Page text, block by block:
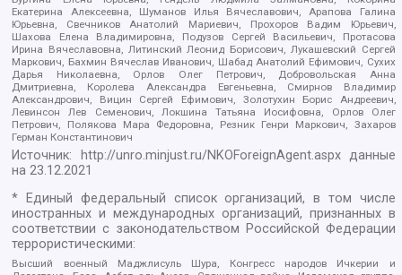
Екатерина Алексеевна, Шуманов Илья Вячеславович, Арапова Галина
Юрьевна, Свечников Анатолий Мариевич, Прохоров Вадим Юрьевич,
Шахова Елена Владимировна, Подузов Сергей Васильевич, Протасова
Ирина Вячеславовна, Литинский Леонид Борисович, Лукашевский Сергей
Маркович, Бахмин Вячеслав Иванович, Шабад Анатолий Ефимович, Сухих
Дарья Николаевна, Орлов Олег Петрович, Добровольская Анна
Дмитриевна, Королева Александра Евгеньевна, Смирнов Владимир
Александрович, Вицин Сергей Ефимович, Золотухин Борис Андреевич,
Левинсон Лев Семенович, Локшина Татьяна Иосифовна, Орлов Олег
Петрович, Полякова Мара Федоровна, Резник Генри Маркович, Захаров
Герман Константинович
Источник: http://unro.minjust.ru/NKOForeignAgent.aspxданные
на23.12.2021
* Единый федеральный список организаций, в том числе
иностранных и международных организаций, признанных в
соответствии с законодательством Российской Федерации
террористическими:
Высший военный Маджлисуль Шура, Конгресс народов Ичкерии и